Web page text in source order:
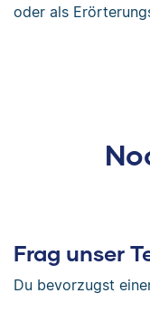
oder als
Frag unser
Du bevorzugst